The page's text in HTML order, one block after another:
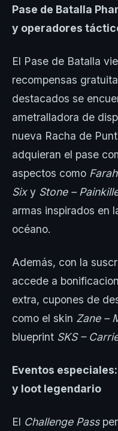
Pase de Batalla
y operadores
El Pase de Batalla
recompensas
destacados se
ametralladora de
nueva Racha de
adquieran el pase
aspectos como
Sixy Stone –
armas inspirados en
océano.
Además, con la
accede a
extra, cupones de
como el skin Zane –
blueprint SKS –
Eventos
y loot legendario
El Challenge Pass